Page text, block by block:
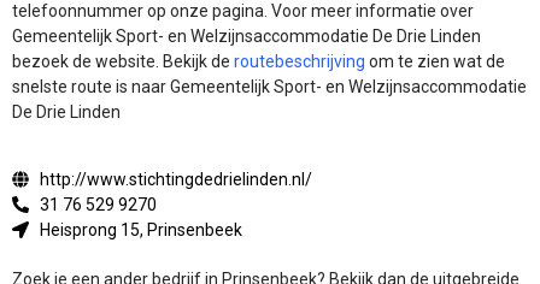
telefoonnummer op onze pagina. Voor meer informatie over
Gemeentelijk Sport- en Welzijnsaccommodatie De Drie Linden
bezoek de website. Bekijk de routebeschrijving om te zien wat de
snelste route is naar Gemeentelijk Sport- en Welzijnsaccommodatie
De Drie Linden
http://www.stichtingdedrielinden.nl/
31 76 529 9270
Heisprong 15, Prinsenbeek
Zoek je een ander bedrijf in Prinsenbeek? Bekijk dan de uitgebreide